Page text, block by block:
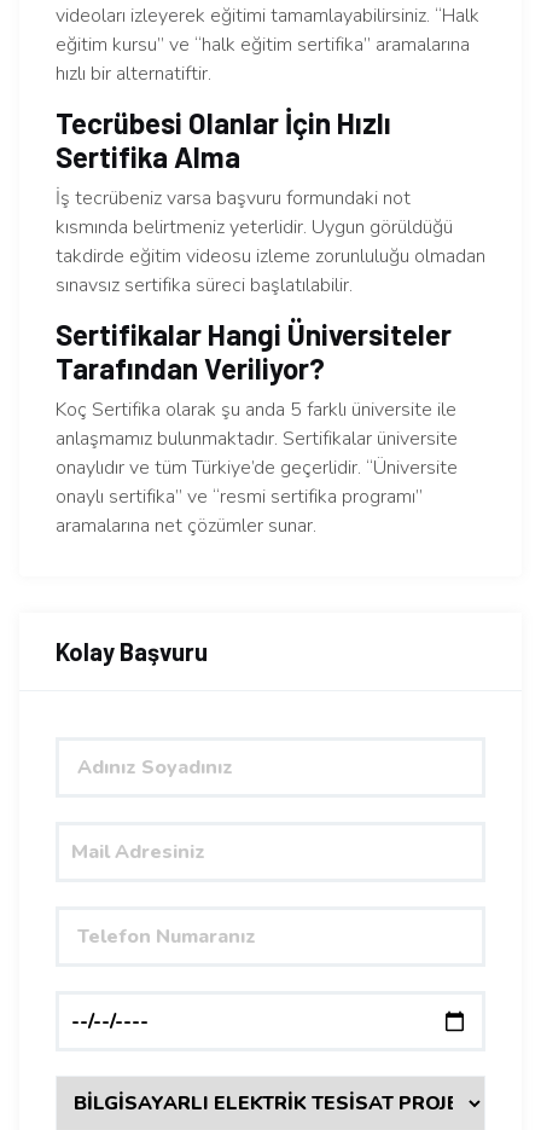
videoları izleyerek eğitimi tamamlayabilirsiniz. “Halk
eğitim kursu” ve “halk eğitim sertifika” aramalarına
hızlı bir alternatiftir.
Tecrübesi Olanlar İçin Hızlı
Sertifika Alma
İş tecrübeniz varsa başvuru formundaki not
kısmında belirtmeniz yeterlidir. Uygun görüldüğü
takdirde eğitim videosu izleme zorunluluğu olmadan
sınavsız sertifika süreci başlatılabilir.
Sertifikalar Hangi Üniversiteler
Tarafından Veriliyor?
Koç Sertifika olarak şu anda 5 farklı üniversite ile
anlaşmamız bulunmaktadır. Sertifikalar üniversite
onaylıdır ve tüm Türkiye’de geçerlidir. “Üniversite
onaylı sertifika” ve “resmi sertifika programı”
aramalarına net çözümler sunar.
Kolay Başvuru